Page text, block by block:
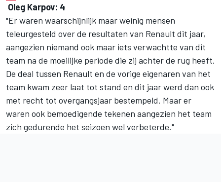
Oleg Karpov: 4
"Er waren waarschijnlijk maar weinig mensen
teleurgesteld over de resultaten van Renault dit jaar,
aangezien niemand ook maar iets verwachtte van dit
team na de moeilijke periode die zij achter de rug heeft.
De deal tussen Renault en de vorige eigenaren van het
team kwam zeer laat tot stand en dit jaar werd dan ook
met recht tot overgangsjaar bestempeld. Maar er
waren ook bemoedigende tekenen aangezien het team
zich gedurende het seizoen wel verbeterde."